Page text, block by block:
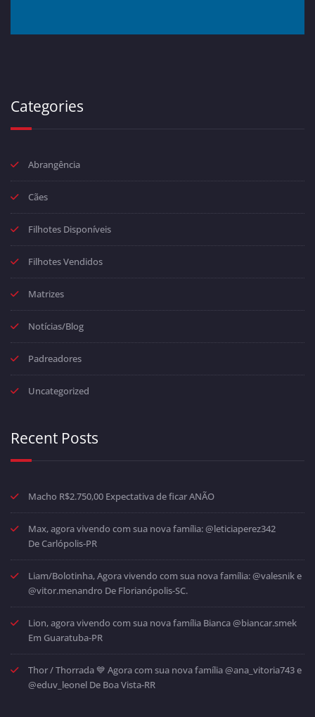
Categories
Abrangência
Cães
Filhotes Disponíveis
Filhotes Vendidos
Matrizes
Notícias/Blog
Padreadores
Uncategorized
Recent Posts
Macho R$2.750,00 Expectativa de ficar ANÃO
Max, agora vivendo com sua nova família: @leticiaperez342
De Carlópolis-PR
Liam/Bolotinha, Agora vivendo com sua nova família: @valesnik e
@vitor.menandro De Florianópolis-SC.
Lion, agora vivendo com sua nova família Bianca @biancar.smek
Em Guaratuba-PR
Thor / Thorrada 💙 Agora com sua nova família @ana_vitoria743 e
@eduv_leonel De Boa Vista-RR